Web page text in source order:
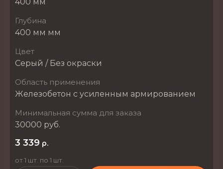
Глубина
400 мм мм
Цвет
Серый / Без окраски
Область применения
Железобетон с усиленным армированием
Минимальная сумма для заказа
30000 руб.
3 339 р.
от 1 шт. по 1 шт.